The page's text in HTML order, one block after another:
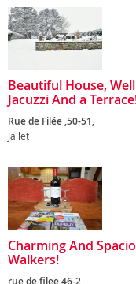
Beautiful House,
Jacuzzi And a
Rue de Filée ,50-51,
Jallet
Charming And
Walkers!
rue de filee 46-2,